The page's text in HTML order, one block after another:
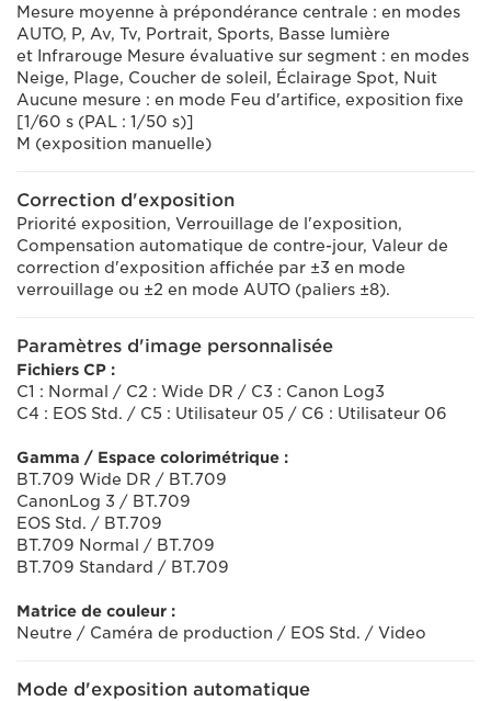
Mesure moyenne à prépondérance centrale : en modes
AUTO, P, Av, Tv, Portrait, Sports, Basse lumière
et Infrarouge Mesure évaluative sur segment : en modes
Neige, Plage, Coucher de soleil, Éclairage Spot, Nuit
Aucune mesure : en mode Feu d'artifice, exposition fixe
[1/60 s (PAL : 1/50 s)]
M (exposition manuelle)
Correction d'exposition
Priorité exposition, Verrouillage de l'exposition,
Compensation automatique de contre-jour, Valeur de
correction d'exposition affichée par ±3 en mode
verrouillage ou ±2 en mode AUTO (paliers ±8).
Paramètres d'image personnalisée
Fichiers CP :
C1 : Normal / C2 : Wide DR / C3 : Canon Log3
C4 : EOS Std. / C5 : Utilisateur 05 / C6 : Utilisateur 06
Gamma / Espace colorimétrique :
BT.709 Wide DR / BT.709
CanonLog 3 / BT.709
EOS Std. / BT.709
BT.709 Normal / BT.709
BT.709 Standard / BT.709
Matrice de couleur :
Neutre / Caméra de production / EOS Std. / Video
Mode d'exposition automatique